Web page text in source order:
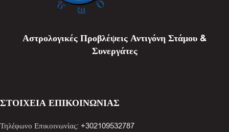
Αστρολογικές Προβλέψεις Αντιγόνη Στάμου &
Συνεργάτες
ΣΤΟΙΧΕΙΑ ΕΠΙΚΟΙΝΩΝΙΑΣ
Τηλέφωνο Επικοινωνίας: +302109532787